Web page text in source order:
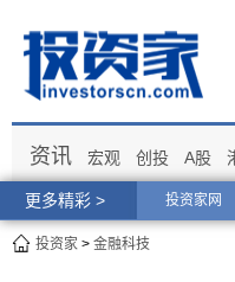
更多精彩 > 投资家网
资讯 宏观 创投 A股
投资家 > 金融科技